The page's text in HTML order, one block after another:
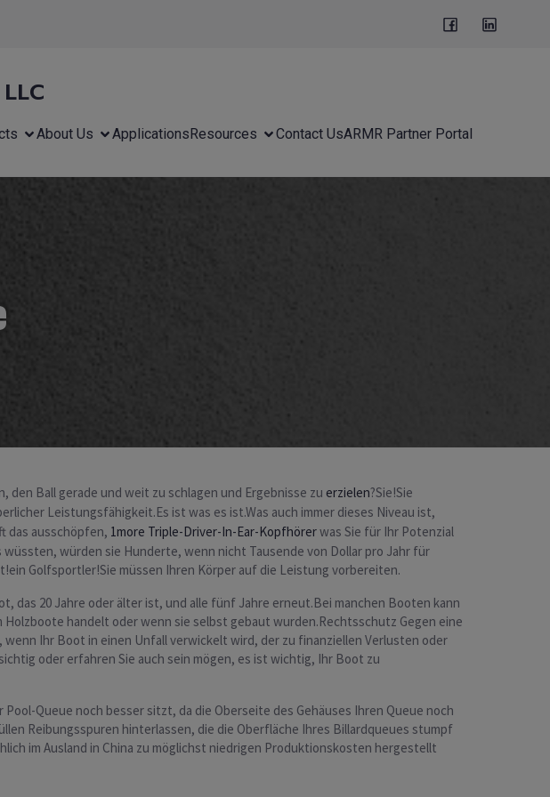
About Us Applications Resources Contact UsARMR Partner Portal
den Ball gerade und weit zu schlagen und Ergebnisse zu erzielen?Sie!Sie
Leistungsfähigkeit.Es ist was es ist.Was auch immer dieses Niveau ist,
das ausschöpfen, 1more Triple-Driver-In-Ear-Kopfhörerwas Sie für Ihr Potenzial
würden sie Hunderte, wenn nicht Tausende von Dollar pro Jahr für
Golfsportler!Sie müssen Ihren Körper auf die Leistung vorbereiten.
20 Jahre oder älter ist, und alle fünf Jahre erneut.Bei manchen Booten kann
handelt oder wenn sie selbst gebaut wurden.Rechtsschutz Gegen eine
Ihr Boot in einen Unfall verwickelt wird, der zu finanziellen Verlusten oder
oder erfahren Sie auch sein mögen, es ist wichtig, Ihr Boot zu
Queue noch besser sitzt, da die Oberseite des Gehäuses Ihren Queue noch
Reibungsspuren hinterlassen, die die Oberfläche Ihres Billardqueues stumpf
im Ausland in China zu möglichst niedrigen Produktionskosten hergestellt